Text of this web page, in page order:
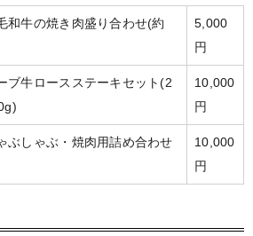
和牛の焼き肉盛り合わせ(約
5,000
円
ブ牛ロースステーキセット(2
10,000
円
ぶしゃぶ・焼肉用詰め合わせ
10,000
円